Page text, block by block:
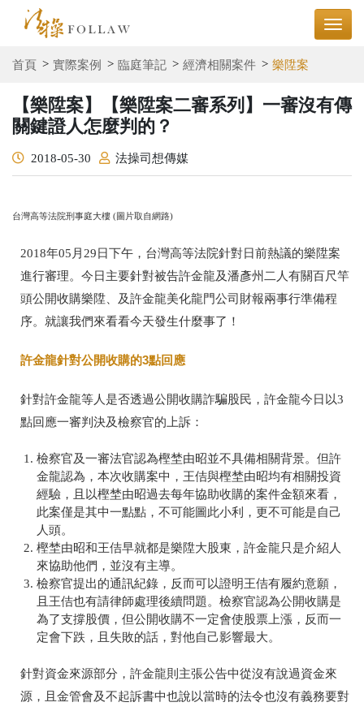
首頁 實際案例 臨庭筆記 經濟相關案件 樂陞案
【樂陞案】【樂陞案二審系列】一審沒有傳
關鍵證人怎麼判的？
2018-05-30 法操司想傳媒
台灣高等法院刑事庭大樓 (圖片取自網路)
2018年05月29日下午，台灣高等法院針對日前熱議的樂陞案
進行審理。今日主要針對被告許金龍及潘彥州二人有關百尺竿
頭公開收購樂陞、及許金龍美化龍門公司財報兩事行準備程
序。就讓我們來看看今天發生什麼事了！
許金龍針對公開收購的3點回應
針對許金龍等人是否透過公開收購詐騙股民，許金龍今日以3
點回應一審判決及檢察官的上訴：
檢察官及一審法官認為樫埜由昭並不具備相關背景。但許
金龍認為，本次收購案中，王佶與樫埜由昭均有相關投資
經驗，且以樫埜由昭過去每年協助收購的案件金額來看，
此案僅是其中一點點，不可能圖此小利，更不可能是自己
人頭。
樫埜由昭和王佶早就都是樂陞大股東，許金龍只是介紹人
來協助他們，並沒有主導。
檢察官提出的通訊紀錄，反而可以證明王佶有履約意願，
且王佶也有請律師處理後續問題。檢察官認為公開收購是
為了支撐股價，但公開收購不一定會使股票上漲，反而一
定會下跌，且失敗的話，對他自己影響最大。
針對資金來源部分，許金龍則主張公告中從沒有說過資金來
源，且金管會及不起訴書中也說以當時的法令也沒有義務要對